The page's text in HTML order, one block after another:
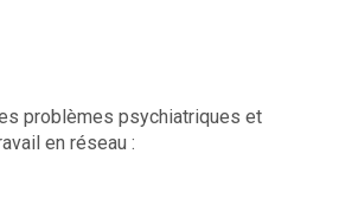
problèmes psychiatriques et
en réseau :